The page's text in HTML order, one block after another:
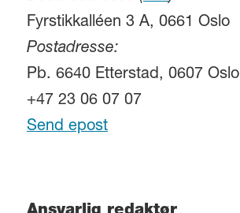
Fyrstikkalléen 3 A, 0661 Oslo
Postadresse:
Pb. 6640 Etterstad, 0607 Oslo
+47 23 06 07 07
Send epost